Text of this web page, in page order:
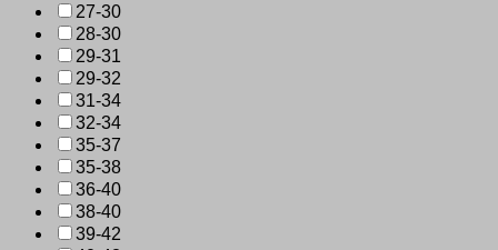
27-30
28-30
29-31
29-32
31-34
32-34
35-37
35-38
36-40
38-40
39-42